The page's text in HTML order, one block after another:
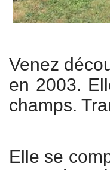
Venez
en 2003.
champs.
Elle se